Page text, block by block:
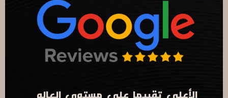
الأعلى تقييما على مستوى العالم